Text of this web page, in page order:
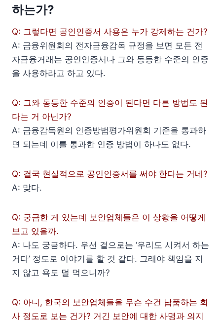
하는가?
Q: 그렇다면 공인인증서 사용은 누가 강제하는 건가?
A: 금융위원회의 전자금융감독 규정을 보면 모든 전
자금융거래는 공인인증서나 그와 동등한 수준의 인증
을 사용하라고 하고 있다.
Q: 그와 동등한 수준의 인증이 된다면 다른 방법도 된
다는 거 아닌가?
A: 금융감독원의 인증방법평가위원회 기준을 통과하
면 되는데 이를 통과한 인증 방법이 하나도 없다.
Q: 결국 현실적으로 공인인증서를 써야 한다는 거네?
A: 맞다.
Q: 궁금한 게 있는데 보안업체들은 이 상황을 어떻게
보고 있을까.
A: 나도 궁금하다. 우선 겉으로는 ‘우리도 시켜서 하는
거다’ 정도로 이야기를 할 것 같다. 그래야 책임을 지
지 않고 욕도 덜 먹으니까?
Q: 아니, 한국의 보안업체들을 무슨 수건 납품하는 회
사 정도로 보는 건가? 거긴 보안에 대한 사명과 의지